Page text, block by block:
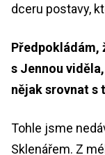
dceru postavy,
Předpokládám,
s Jennou
nějak srovnat s
Tohle jsme
Sklenářem. Z